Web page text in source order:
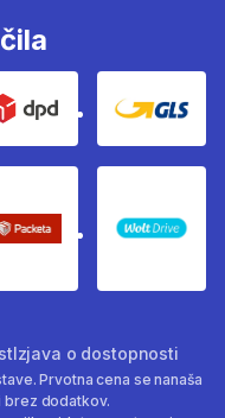
Dpd Gls
Packeta Sledenje
WOLT
Izjava o dostopnosti
Prvotna cena se nanaša
brez dodatkov.